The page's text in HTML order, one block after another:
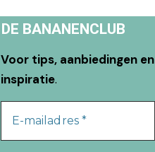
DE BANANENCLUB
Voor tips, aanbiedingen en
inspiratie.